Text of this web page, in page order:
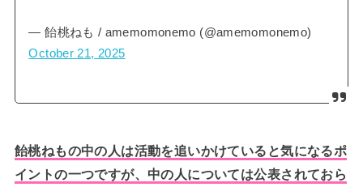
— 飴桃ねも / amemomonemo (@amemomonemo)
October 21, 2025
飴桃ねもの中の人は活動を追いかけていると気になるポ
イントの一つですが、中の人については公表されておら